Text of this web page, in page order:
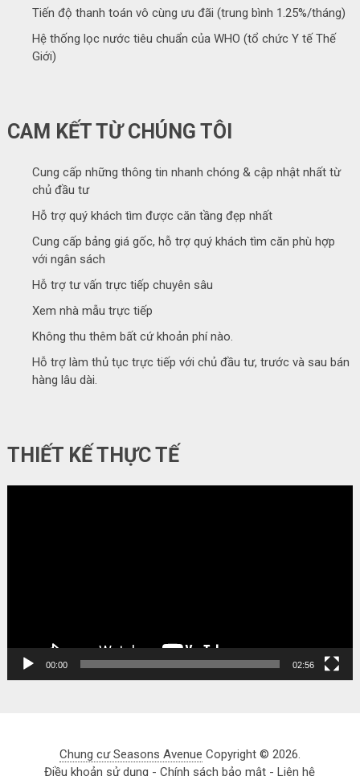
Tiến độ thanh toán vô cùng ưu đãi (trung bình 1.25%/tháng)
Hệ thống lọc nước tiêu chuẩn của WHO (tổ chức Y tế Thế
Giới)
CAM KẾT TỪ CHÚNG TÔI
Cung cấp những thông tin nhanh chóng & cập nhật nhất từ
chủ đầu tư
Hỗ trợ quý khách tìm được căn tầng đẹp nhất
Cung cấp bảng giá gốc, hỗ trợ quý khách tìm căn phù hợp
với ngân sách
Hỗ trợ tư vấn trực tiếp chuyên sâu
Xem nhà mẫu trực tiếp
Không thu thêm bất cứ khoản phí nào.
Hỗ trợ làm thủ tục trực tiếp với chủ đầu tư, trước và sau bán
hàng lâu dài.
THIẾT KẾ THỰC TẾ
00:00 02:56
Chung cư Seasons Avenue Copyright © 2026.
Điều khoản sử dụng -Chính sách bảo mật -Liên hệ